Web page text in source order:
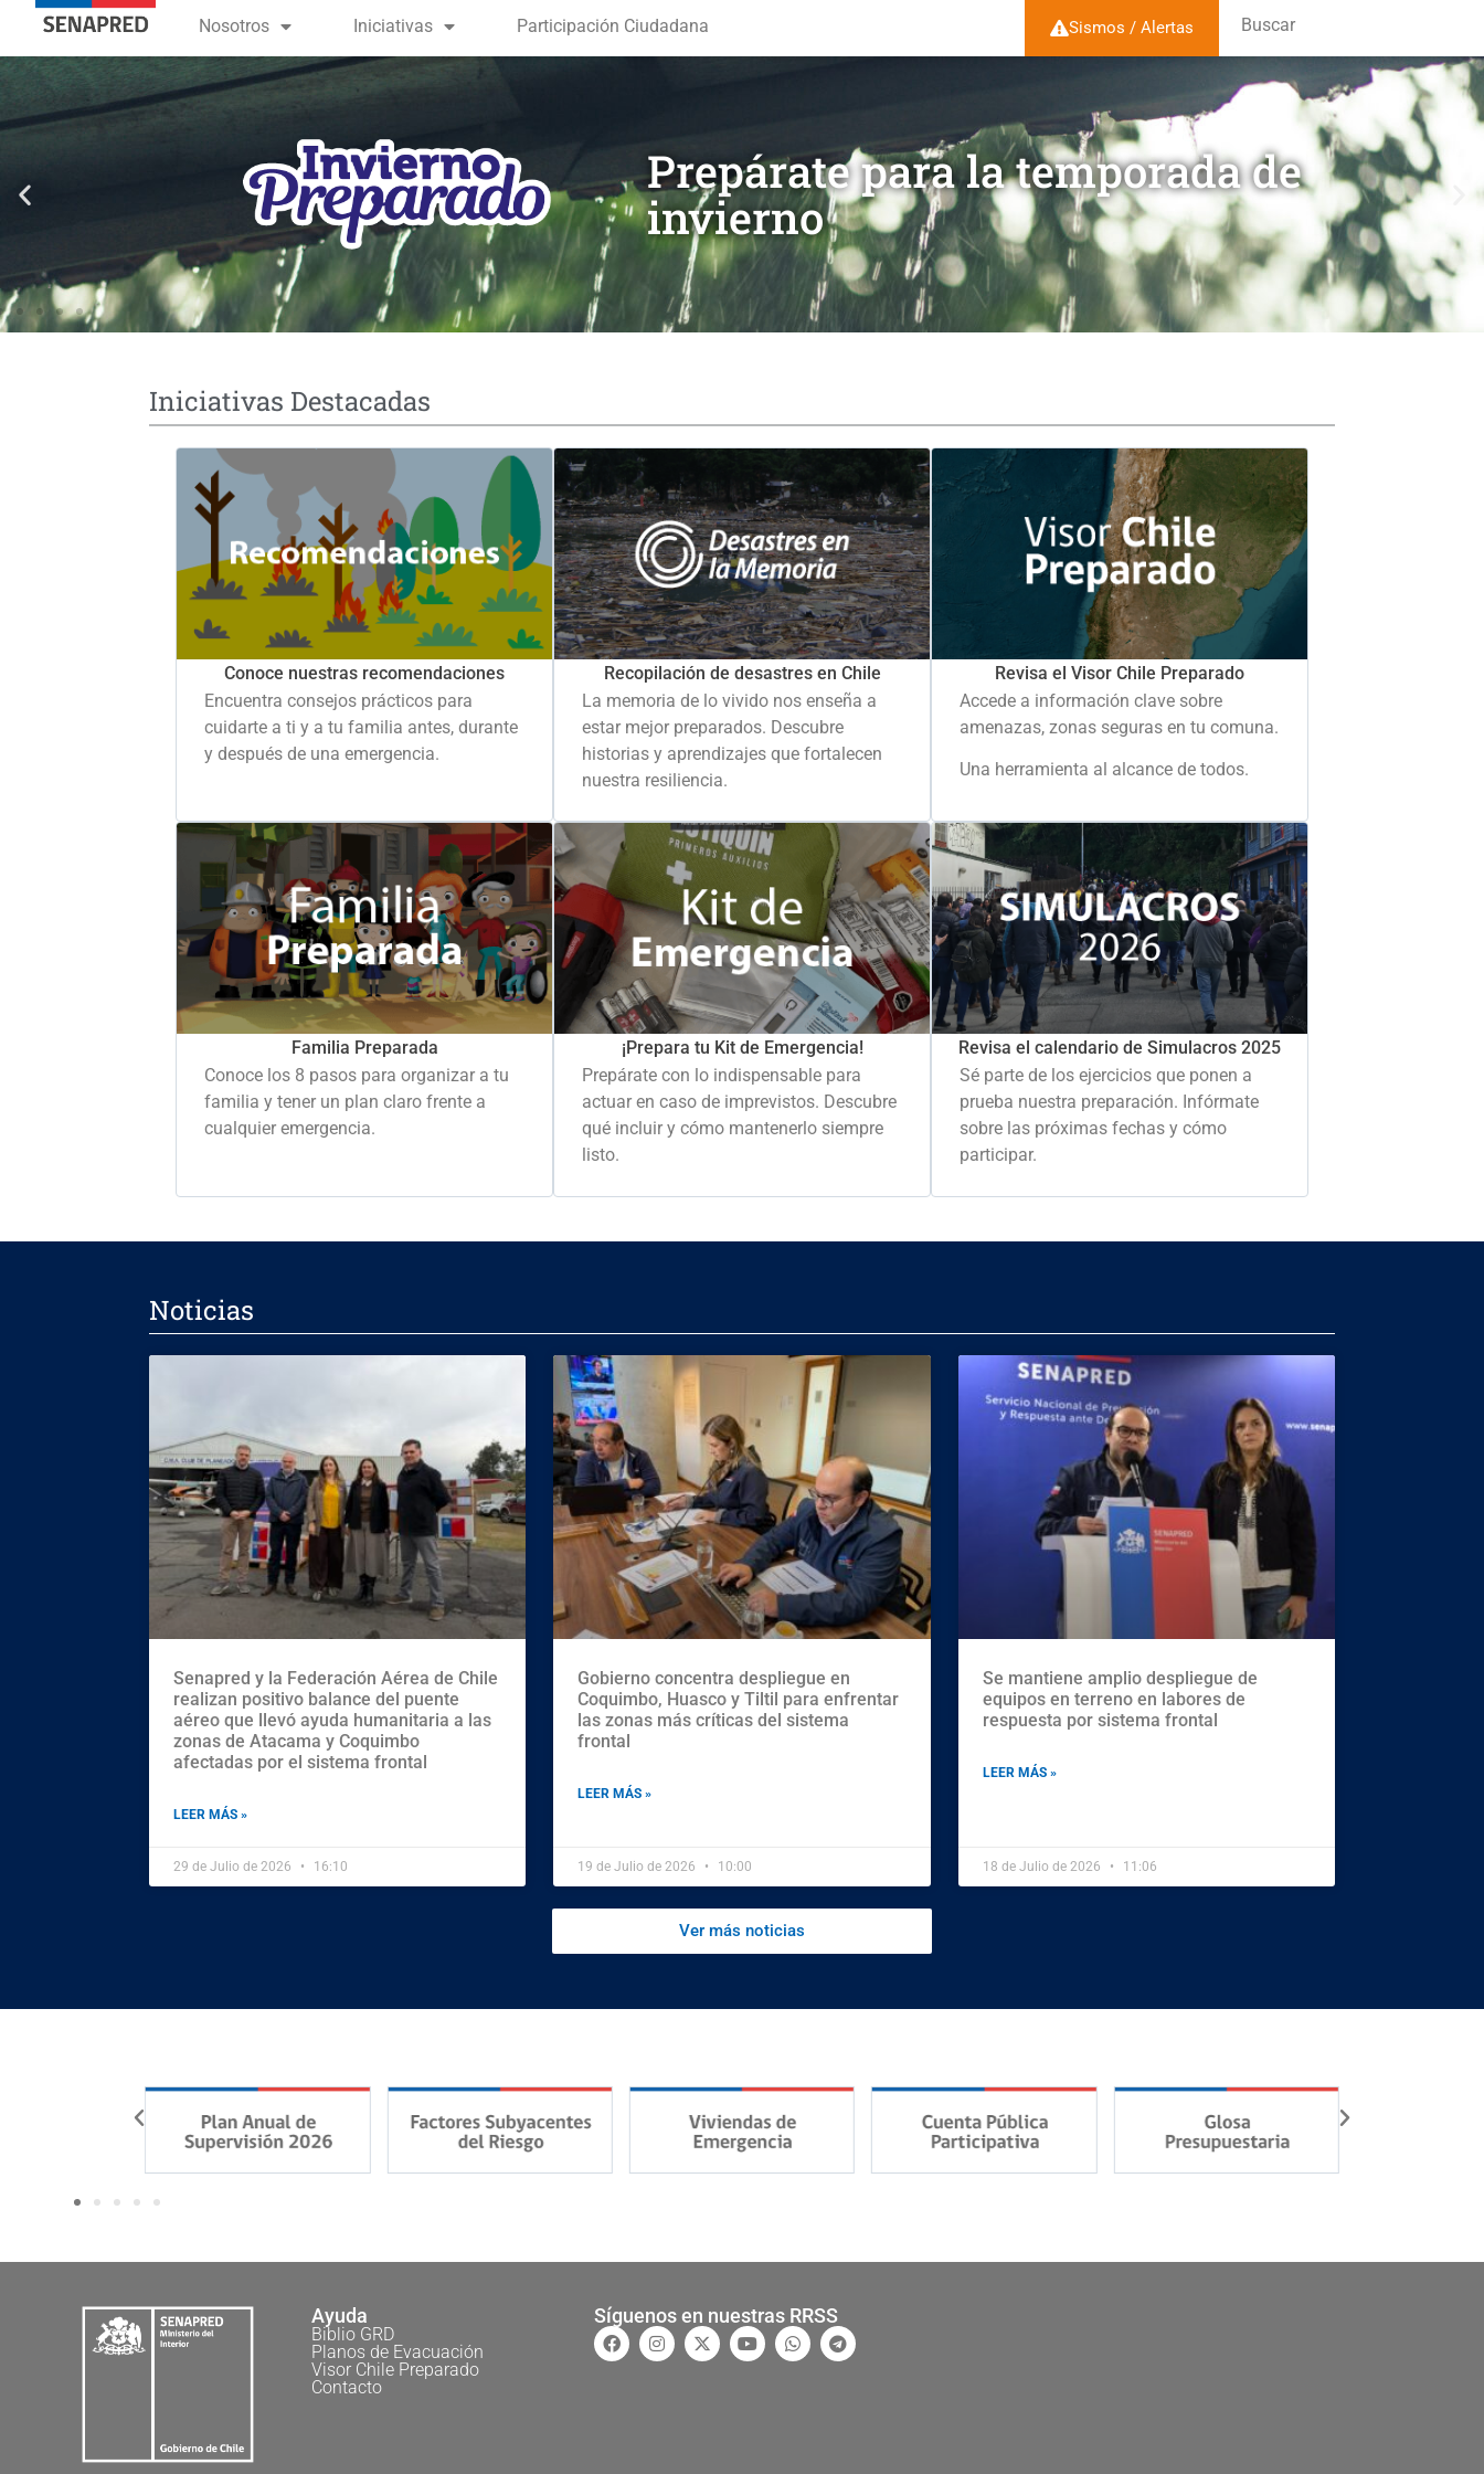
contenido
Nosotros Iniciativas Participación Ciudadana Sismos / Alertas Buscar
Prepárate para la temporada de
invierno
Iniciativas Destacadas
Conoce nuestras recomendaciones
Encuentra consejos prácticos para
cuidarte a ti y a tu familia antes, durante
y después de una emergencia.
Recopilación de desastres en Chile
La memoria de lo vivido nos enseña a
estar mejor preparados. Descubre
historias y aprendizajes que fortalecen
nuestra resiliencia.
Revisa el Visor Chile Preparado
Accede a información clave sobre
amenazas, zonas seguras en tu comuna.
Una herramienta al alcance de todos.
Familia Preparada
Conoce los 8 pasos para organizar a tu
familia y tener un plan claro frente a
cualquier emergencia.
¡Prepara tu Kit de Emergencia!
Prepárate con lo indispensable para
actuar en caso de imprevistos. Descubre
qué incluir y cómo mantenerlo siempre
listo.
Revisa el calendario de Simulacros 2025
Sé parte de los ejercicios que ponen a
prueba nuestra preparación. Infórmate
sobre las próximas fechas y cómo
participar.
Noticias
Senapred y la Federación Aérea de Chile
realizan positivo balance del puente
aéreo que llevó ayuda humanitaria a las
zonas de Atacama y Coquimbo
afectadas por el sistema frontal
LEER MÁS »
29 de Julio de 2026 16:10
Gobierno concentra despliegue en
Coquimbo, Huasco y Tiltil para enfrentar
las zonas más críticas del sistema
frontal
LEER MÁS »
19 de Julio de 2026 10:00
Se mantiene amplio despliegue de
equipos en terreno en labores de
respuesta por sistema frontal
LEER MÁS »
18 de Julio de 2026 11:06
Ver más noticias
Ayuda
Biblio GRD
Planos de Evacuación
Visor Chile Preparado
Contacto
Síguenos en nuestras RRSS